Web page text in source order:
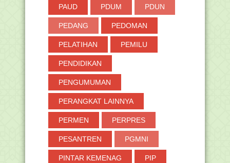
PAUD PDUM PDUN
PEDANG PEDOMAN
PELATIHAN PEMILU
PENDIDIKAN
PENGUMUMAN
PERANGKAT LAINNYA
PERMEN PERPRES
PESANTREN PGMNI
PINTAR KEMENAG PIP